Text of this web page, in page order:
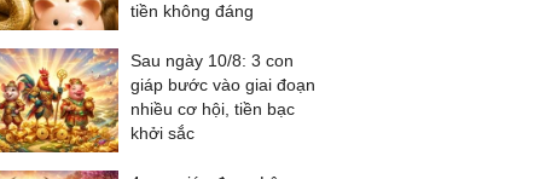
tiền không đáng
Sau ngày 10/8: 3 con
giáp bước vào giai đoạn
nhiều cơ hội, tiền bạc
khởi sắc